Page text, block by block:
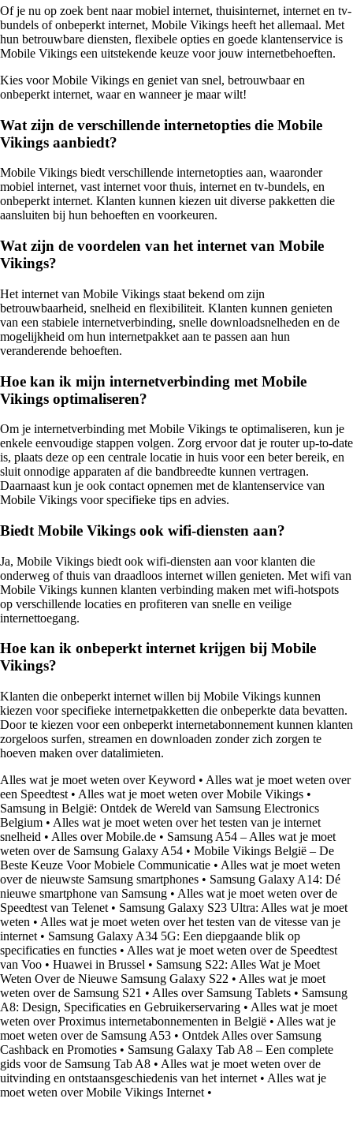
Of je nu op zoek bent naar mobiel internet, thuisinternet, internet en tv-
bundels of onbeperkt internet, Mobile Vikings heeft het allemaal. Met
hun betrouwbare diensten, flexibele opties en goede klantenservice is
Mobile Vikings een uitstekende keuze voor jouw internetbehoeften.
Kies voor Mobile Vikings en geniet van snel, betrouwbaar en
onbeperkt internet, waar en wanneer je maar wilt!
Wat zijn de verschillende internetopties die Mobile
Vikings aanbiedt?
Mobile Vikings biedt verschillende internetopties aan, waaronder
mobiel internet, vast internet voor thuis, internet en tv-bundels, en
onbeperkt internet. Klanten kunnen kiezen uit diverse pakketten die
aansluiten bij hun behoeften en voorkeuren.
Wat zijn de voordelen van het internet van Mobile
Vikings?
Het internet van Mobile Vikings staat bekend om zijn
betrouwbaarheid, snelheid en flexibiliteit. Klanten kunnen genieten
van een stabiele internetverbinding, snelle downloadsnelheden en de
mogelijkheid om hun internetpakket aan te passen aan hun
veranderende behoeften.
Hoe kan ik mijn internetverbinding met Mobile
Vikings optimaliseren?
Om je internetverbinding met Mobile Vikings te optimaliseren, kun je
enkele eenvoudige stappen volgen. Zorg ervoor dat je router up-to-date
is, plaats deze op een centrale locatie in huis voor een beter bereik, en
sluit onnodige apparaten af die bandbreedte kunnen vertragen.
Daarnaast kun je ook contact opnemen met de klantenservice van
Mobile Vikings voor specifieke tips en advies.
Biedt Mobile Vikings ook wifi-diensten aan?
Ja, Mobile Vikings biedt ook wifi-diensten aan voor klanten die
onderweg of thuis van draadloos internet willen genieten. Met wifi van
Mobile Vikings kunnen klanten verbinding maken met wifi-hotspots
op verschillende locaties en profiteren van snelle en veilige
internettoegang.
Hoe kan ik onbeperkt internet krijgen bij Mobile
Vikings?
Klanten die onbeperkt internet willen bij Mobile Vikings kunnen
kiezen voor specifieke internetpakketten die onbeperkte data bevatten.
Door te kiezen voor een onbeperkt internetabonnement kunnen klanten
zorgeloos surfen, streamen en downloaden zonder zich zorgen te
hoeven maken over datalimieten.
Alles wat je moet weten over Keyword • Alles wat je moet weten over
een Speedtest • Alles wat je moet weten over Mobile Vikings •
Samsung in België: Ontdek de Wereld van Samsung Electronics
Belgium • Alles wat je moet weten over het testen van je internet
snelheid • Alles over Mobile.de • Samsung A54 – Alles wat je moet
weten over de Samsung Galaxy A54 • Mobile Vikings België – De
Beste Keuze Voor Mobiele Communicatie • Alles wat je moet weten
over de nieuwste Samsung smartphones • Samsung Galaxy A14: Dé
nieuwe smartphone van Samsung • Alles wat je moet weten over de
Speedtest van Telenet • Samsung Galaxy S23 Ultra: Alles wat je moet
weten • Alles wat je moet weten over het testen van de vitesse van je
internet • Samsung Galaxy A34 5G: Een diepgaande blik op
specificaties en functies • Alles wat je moet weten over de Speedtest
van Voo • Huawei in Brussel • Samsung S22: Alles Wat je Moet
Weten Over de Nieuwe Samsung Galaxy S22 • Alles wat je moet
weten over de Samsung S21 • Alles over Samsung Tablets • Samsung
A8: Design, Specificaties en Gebruikerservaring • Alles wat je moet
weten over Proximus internetabonnementen in België • Alles wat je
moet weten over de Samsung A53 • Ontdek Alles over Samsung
Cashback en Promoties • Samsung Galaxy Tab A8 – Een complete
gids voor de Samsung Tab A8 • Alles wat je moet weten over de
uitvinding en ontstaansgeschiedenis van het internet • Alles wat je
moet weten over Mobile Vikings Internet •